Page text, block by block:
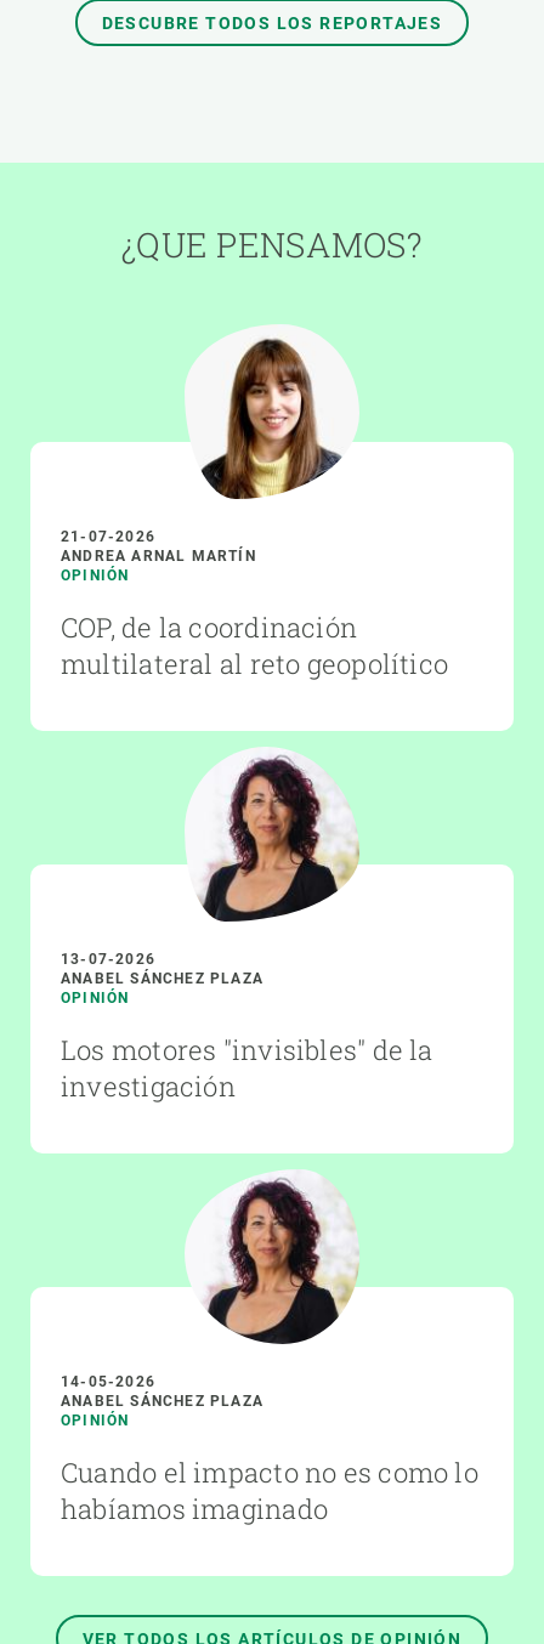
DESCUBRE TODOS LOS REPORTAJES
¿QUE PENSAMOS?
21-07-2026
ANDREA ARNAL MARTÍN
OPINIÓN
COP, de la coordinación
multilateral al reto geopolítico
13-07-2026
ANABEL SÁNCHEZ PLAZA
OPINIÓN
Los motores "invisibles" de la
investigación
14-05-2026
ANABEL SÁNCHEZ PLAZA
OPINIÓN
Cuando el impacto no es como lo
habíamos imaginado
VER TODOS LOS ARTÍCULOS DE OPINIÓN